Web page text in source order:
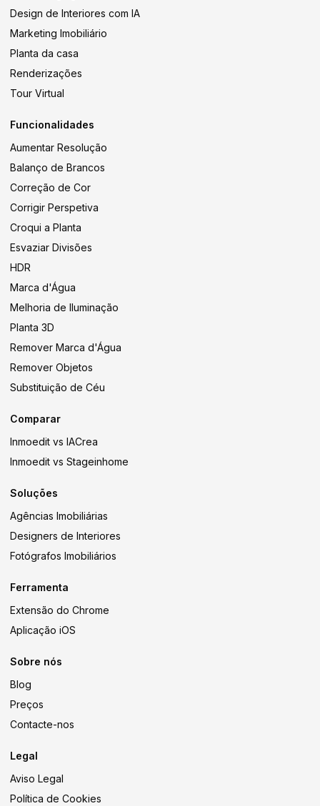
Design de Interiores com IA
Marketing Imobiliário
Planta da casa
Renderizações
Tour Virtual
Funcionalidades
Aumentar Resolução
Balanço de Brancos
Correção de Cor
Corrigir Perspetiva
Croqui a Planta
Esvaziar Divisões
HDR
Marca d'Água
Melhoria de Iluminação
Planta 3D
Remover Marca d'Água
Remover Objetos
Substituição de Céu
Comparar
Inmoedit vs IACrea
Inmoedit vs Stageinhome
Soluções
Agências Imobiliárias
Designers de Interiores
Fotógrafos Imobiliários
Ferramenta
Extensão do Chrome
Aplicação iOS
Sobre nós
Blog
Preços
Contacte-nos
Legal
Aviso Legal
Política de Cookies